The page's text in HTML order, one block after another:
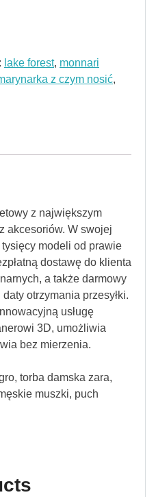
lake forest, monnari
z czym nosić,
z największym
akcesoriów. W swojej
modeli od prawie
dostawę do klienta
a także darmowy
otrzymania przesyłki.
usługę
3D, umożliwia
bez mierzenia.
torba damska zara,
muszki, puch